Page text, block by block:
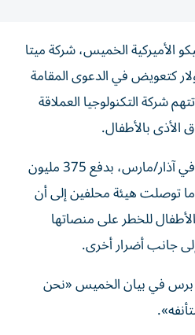
الأميركية الخميس، شركة ميتا
كتعويض في الدعوى المقامة
شركة التكنولوجيا العملاقة
الأذى بالأطفال.
وكانت ميتا قد أُمرت سابقا في آذار/مارس، بدفع 375 مليون
توصلت هيئة محلفين إلى أن
للخطر على منصاتها
جانب أضرار أخرى.
برس في بيان الخميس «نحن